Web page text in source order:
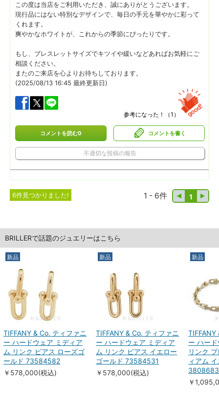
この度は当店をご利用いただき、誠にありがとうございます。
現行品にはない特別なデザインで、毎日の手元を華やかに彩って
くれます。
爽やかなホワイトが、これからの季節にぴったりです。
もし、ブレスレットサイズでキツイや緩いなどあればお気軽にご
相談ください。
またのご来店を心よりお待ちしております。
(2025/08/13 16:45 最終更新日)
参考になった！（1 ）
コメントを読む0 コメントを書く
不適切な投稿の報告
6件見つかりました! 1
1 - 6件
BRILLERで話題のジュエリーはこちら
新品
TIFFANY & Co. ティファニ
ー ハードウェア ミディア
ム リンク ピアス ローズゴ
ールド 73584582
￥578,000(税込)
新品
TIFFANY & Co. ティファニ
ー ハードウェア ミディア
ム リンク ピアス イエロー
ゴールド 73584531
￥578,000(税込)
新品
TIFFANY
ー ハー
リンク
ィアム
￥